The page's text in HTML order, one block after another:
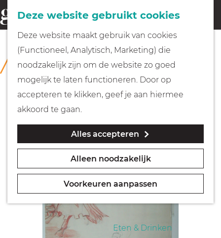
Deze website gebruikt cookies
Deze website maakt gebruik van cookies
(Functioneel, Analytisch, Marketing) die
noodzakelijk zijn om de website zo goed
mogelijk te laten functioneren. Door op
accepteren te klikken, geef je aan hiermee
akkoord te gaan.
Alles accepteren
Alleen noodzakelijk
Voorkeuren aanpassen
G
a
Fietsen
Wandelen
Geocachen
Naar het museum
Eten & Drinken
o
e
k
e
n
COLLECTIE
Rijksmuseum Muiderslot